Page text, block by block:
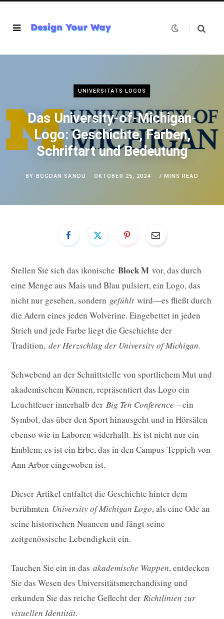
UNIVERSITÄTS LOGOS
Das University-of-Michigan-
Logo: Geschichte, Farben,
Schriftart und Bedeutung
BY BOGDAN SANDU OKTOBER 25, 2024 7 MINS READ
Stellen Sie sich das ikonische Block M vor, das durch
eine Menge aus Mais und Blau pulsiert, ein Logo, das
nicht nur gesehen, sondern gefühlt wird—es fließt durch
die Adern eines jeden Wolverine. Eingebettet in jeden
Strich und jede Farbe liegt die Geschichte der
Tradition, der Herzschlag der University of Michigan.
Schwebend an der Schnittstelle von sportlichem Mut und
akademischem Können, repräsentiert das Logo ein
Leuchtfeuer innerhalb der Big Ten Conference—ein
Symbol, das über den Sport hinausgeht und in Hörsälen
ebenso wie in Laboren widerhallt. Es ist nicht nur ein
Emblem; es ist ein Erbe, das in den Campus-Teppich von
Ann Arbor eingewoben ist.
Dieser Artikel entfaltet die Geschichte hinter dem
berühmten University of Michigan Logo, als eine Ode an
seine historischen Nuancen und fängt seine
zeitgenössische Lebendigkeit ein.
Tauchen Sie ein in das akademische Wappen, entdecken
Sie das Wesen des Universitätsmerchandising und
erkunden Sie das reiche Geflecht der Richtlinien zur
visuellen Identität.